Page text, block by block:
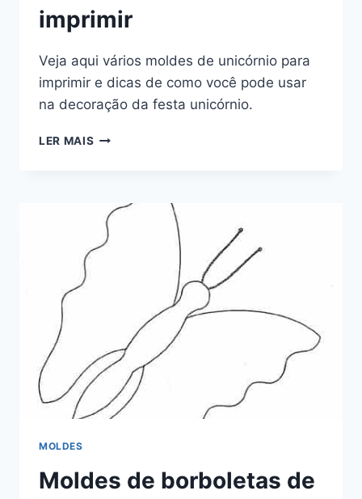
imprimir
Veja aqui vários moldes de unicórnio para
imprimir e dicas de como você pode usar
na decoração da festa unicórnio.
LER MAIS MOLDES
IMPRIMIR
MOLDES
Moldes de borboletas de